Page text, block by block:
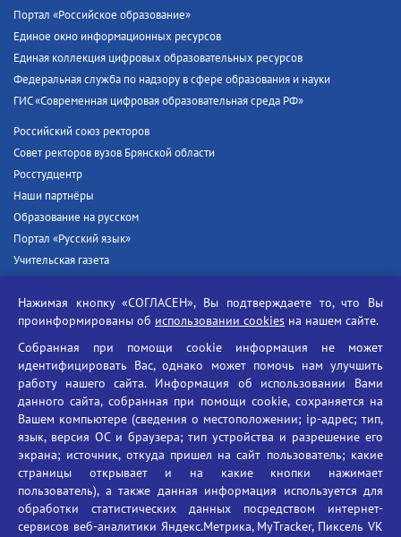
Портал «Российское образование»
Единое окно информационных ресурсов
Единая коллекция цифровых образовательных ресурсов
Федеральная служба по надзору в сфере образования и науки
ГИС «Современная цифровая образовательная среда РФ»
Российский союз ректоров
Совет ректоров вузов Брянской области
Росстудцентр
Наши партнёры
Образование на русском
Портал «Русский язык»
Учительская газета
Единый портал государственных услуг
Противодействие угрозам информационной безопасности
Социальные ролики - Генеральная прокуратура РФ
Противодействие коррупции
БГУ против наркотиков
Брянский государственный университет
имени академика И.Г. Петровского
Время работы: пн-пт 09:00-18:00
E-mail: bryanskgu@mail.ru
Нажимая кнопку «СОГЛАСЕН», Вы подтверждаете то, что Вы
проинформированы об использовании cookies на нашем сайте.
Собранная при помощи cookie информация не может
идентифицировать Вас, однако может помочь нам улучшить
работу нашего сайта. Информация об использовании Вами
данного сайта, собранная при помощи cookie, сохраняется на
Вашем компьютере (сведения о местоположении; ip-адрес; тип,
язык, версия ОС и браузера; тип устройства и разрешение его
экрана; источник, откуда пришел на сайт пользователь; какие
страницы открывает и на какие кнопки нажимает
пользователь), а также данная информация используется для
обработки статистических данных посредством интернет-
сервисов веб-аналитики Яндекс.Метрика, MyTracker, Пиксель VK